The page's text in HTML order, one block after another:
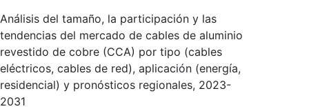
Análisis del tamaño, la participación y las
tendencias del mercado de cables de aluminio
revestido de cobre (CCA) por tipo (cables
eléctricos, cables de red), aplicación (energía,
residencial) y pronósticos regionales, 2023-
2031